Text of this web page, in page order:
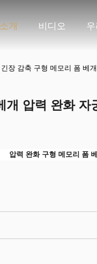
개 비디오
긴장 감축 구형 메모리 폼 베
개 압력 완화 자
압력 완화 구형 메모리 폼